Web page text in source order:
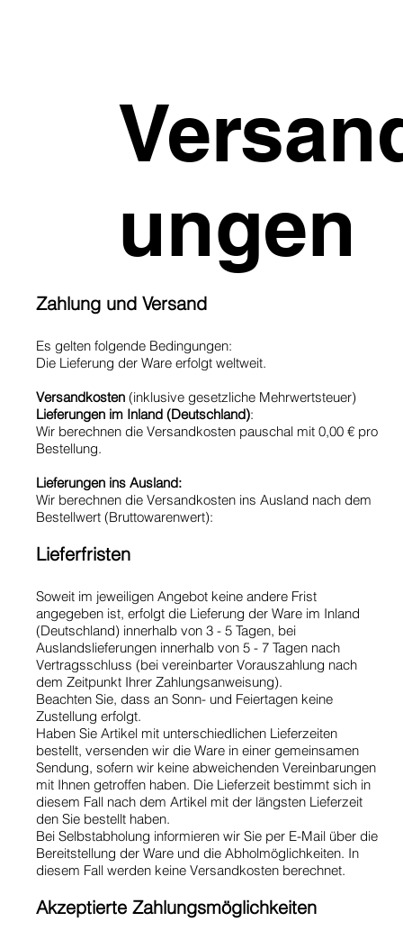
ungen
Zahlung und Versand
Es gelten folgende Bedingungen:
Die Lieferung der Ware erfolgt weltweit.
Versandkosten (inklusive gesetzliche Mehrwertsteuer)
Lieferungen im Inland (Deutschland):
Wir berechnen die Versandkosten pauschal mit 0,00 € pro
Bestellung.
Lieferungen ins Ausland:
Wir berechnen die Versandkosten ins Ausland nach dem
Bestellwert (Bruttowarenwert):
Lieferfristen
Soweit im jeweiligen Angebot keine andere Frist
angegeben ist, erfolgt die Lieferung der Ware im Inland
(Deutschland) innerhalb von 3 - 5 Tagen, bei
Auslandslieferungen innerhalb von 5 - 7 Tagen nach
Vertragsschluss (bei vereinbarter Vorauszahlung nach
dem Zeitpunkt Ihrer Zahlungsanweisung).
Beachten Sie, dass an Sonn- und Feiertagen keine
Zustellung erfolgt.
Haben Sie Artikel mit unterschiedlichen Lieferzeiten
bestellt, versenden wir die Ware in einer gemeinsamen
Sendung, sofern wir keine abweichenden Vereinbarungen
mit Ihnen getroffen haben. Die Lieferzeit bestimmt sich in
diesem Fall nach dem Artikel mit der längsten Lieferzeit
den Sie bestellt haben.
Bei Selbstabholung informieren wir Sie per E-Mail über die
Bereitstellung der Ware und die Abholmöglichkeiten. In
diesem Fall werden keine Versandkosten berechnet.
Akzeptierte Zahlungsmöglichkeiten